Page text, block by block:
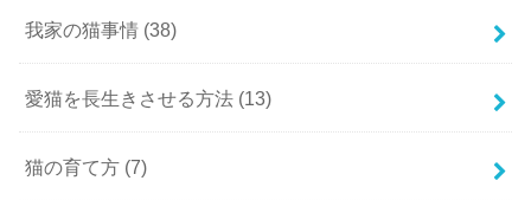
我家の猫事情 (38)
愛猫を長生きさせる方法 (13)
猫の育て方 (7)